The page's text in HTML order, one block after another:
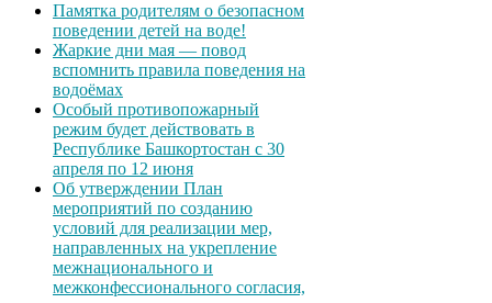
Памятка родителям о безопасном
поведении детей на воде!
Жаркие дни мая — повод
вспомнить правила поведения на
водоёмах
Особый противопожарный
режим будет действовать в
Республике Башкортостан с 30
апреля по 12 июня
Об утверждении План
мероприятий по созданию
условий для реализации мер,
направленных на укрепление
межнационального и
межконфессионального согласия,